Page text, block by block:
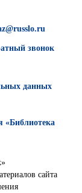
звонок
данных
«Библиотека
сайта